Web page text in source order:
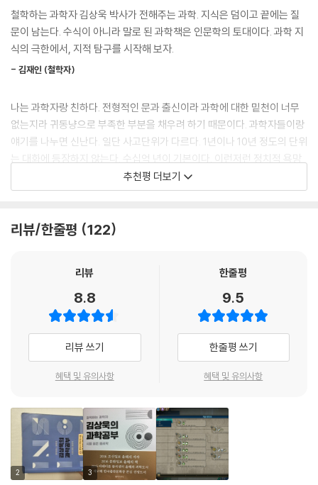
없다면 인간은 불행해질 거다. 과학뿐 아니라 인문학적 상상력이 필요한
시대이다. --- pp.229-230
알파 센타우리에서 온 빛은 대략 4년 전에 출발한 것이다. 즉, 지금 우리가
은 존재하지 않을 수도 있다. 어떤 이유로 알파 센타우리가 폭발하여 사라
졌더라도 우리가 그 사실을 알게 되는 것은 4년이 지나서이다. 지금 우리
가 보는 별들은 과거의 모습이란 이야기이다. 그렇다면 가만히 앉아서 하
늘을 보는 것만으로 시간여행을 할 수 있다. 이처럼 하늘을 보는 것은 공간
과 시간을 모두 보는 것이다. 사실 땅을 파보아도 시간여행을 하기는 마찬
가지이다. 지층을 가로질러 과거로의 여행을 할 수 있기 때문이다. 결국 공
우주는 먼 과거나 먼 미래를 알 필요 없이 자신의 바로 앞에 놓인 관계만을
는다. 단지 자신과 시간적으로 인접한 두 지점의 관계만을 생각한다. 인접
한 두 지점은 나와 다르지만 무한히 가까운 장소이다. 우주는 그냥 성실히,
아니, 어찌 보면 바보같이 이웃과의 관계만을 생각할 뿐이지만, 그 결과로
세상에 존재하는 모든 것을 만들어간다.
사람도 마찬가지가 아닐까. 나와 맞닿은 사람들의 관계를 하나씩 확인하고
공고히 해나갈 때, 먼 미래나 과거가 아니라 바로 앞의 일을 향해 법칙을 따
르듯 가야 할 곳으로 정확히 한 걸음을 내디딜 때 우리는 우주의 방식대로
--- p.294
한 상황이 되었다. 우선 과학기술에 대한 지식이 너무 부족하고 이를 통한
사유를 연습해 본 적이 없기 때문이다.
예를 들어 천안함, 광우병, 메르스, 가습기 살균제, 세월호, 원자력발전소,
4대강은 우리 사회를 휩쓸었던 이슈들이다. 이는 단순한 사회적 문제를 넘
어 객관적이고 과학적 지식과 분석과 해결방법이 필요한 문제들이었다. 그
소양이 부족해 정치적·사회적으로 휘둘리고, 객관적 증거 없이 사건의 가
해자 및 피해자가 되는 일을 우리는 종종 보아왔다.
인공지능 관련 이슈, 생명 윤리의 문제, 그리고 환경 파괴에 대한 논란도 2
1세기를 살아가며 과학적 사고를 배제하는 것이 불가능하다는 점을 시사
한다. 한마디로 과학은 이미 상식이 된 것이다.
수식이 아니라 말로 된 과학책은 인문학의 토대이다.
하는 위해 다시 교과서를 꺼내 ‘공식들’과 ‘법칙들’을 외워야 하는 것이 아
니라, 우리에게 필요한 과학이라는 ‘시스템’을 포괄적으로 이해하는 것, 즉
‘과학적 사고방식’이다. 그리고 ‘과학적 사고방식’은 곧 철학이고 인문학이
철학자 들뢰즈는 철학이 “자유로운 인간의 모습을 만드는 것” 이라고 했
다. 세상이라는 자연은 그저 법칙에 따라 움직일 뿐이다. 인간을 자유롭지
못하게 만들고 불행하게 만드는 것은 상상으로 만들어진 신화(神話)와 공
이 말해주는 지혜와 충돌하기도 한다. 신화와 공포를 걷어내고, 자연 그대
로 세상을 이해하는 것이며 자연을 이해하는 것을 우리는 과학이라고 부른
다. 다시 들뢰즈를 상기한다면, 이렇게 철학은 과학이 되고 과학은 철학이
되는 것이다. ‘과학으로 생각하는 것’은 만들어진 신화와 공포를 거부하고,
철학하는 과학자 김상욱 박사가 전해주는 과학. 지식은 덤이고 끝에는 질
문이 남는다. 수식이 아니라 말로 된 과학책은 인문학의 토대이다. 과학 지
식의 극한에서, 지적 탐구를 시작해 보자.
- 김재인 (철학자)
나는 과학자랑 친하다. 전형적인 문과 출신이라 과학에 대한 밑천이 너무
없는지라 귀동냥으로 부족한 부분을 채우려 하기 때문이다. 과학자들이랑
얘기를 나누면 신난다. 일단 사고단위가 다르다. 1년이나 10년 정도의 단위
는 대화에 등장하지 않는다. 수십억 년이 기본이다. 이런저런 정치적 욕망
이 충돌하는 이 나라에 대한 이야기는 술자리 안줏감이다. 광대한 우주와
광년으로 표현되는 거리를 바탕으로 펼쳐지는 이야기는 흥미롭다. 과학자
되었다. 아직도 잘 이해하지 못하는 대목이 있으나, 확실히 알게 된 것은 있
학을 한낱 돈 되는 공부로만 여길 수도 있다. 더욱이 과학을 알게 되면 오만
과 편견에서 벗어나 참된 앎의 세계에 이르는 방도를 늘 고민하게 된다.
김상욱 교수는 양자역학을 전공하는 물리학자이면서 대중의 과학화와 과
문적 통찰력에 무릎을 치고, 그 무엇인가의 근본에 대한 지적 호기심에 절
로 감탄하게 된다. 과학의 문은 열려 있는데, 어렵거나 몰라도 된다는 편견
의 문지기에 속아 문지방을 못 넘어서야 되겠는가. 김상욱 교수를 길라잡
- 이권우 (도서평론가)
원래 자연이 시보다 더 아름답고 감동적이며 심지어 리드미컬한데다가 모
호하기 짝이 없다. 그러니 그 외피 속에 감춰진 비밀을 찾아 나서는 과학적
추천평 더보기
리뷰/한줄평 122
리뷰
8.8
리뷰 쓰기
혜택 및 유의사항
한줄평
9.5
한줄평 쓰기
혜택 및 유의사항
2 3